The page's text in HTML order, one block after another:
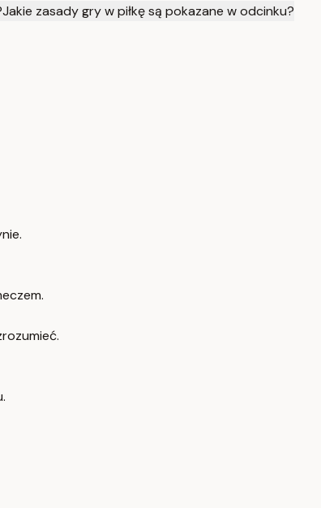
Jakie zasady gry w piłkę są pokazane w odcinku?